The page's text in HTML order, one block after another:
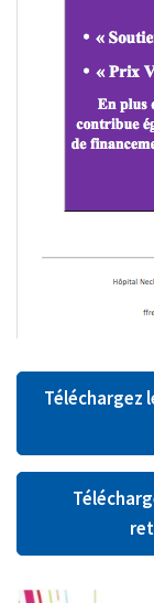
Téléchargez